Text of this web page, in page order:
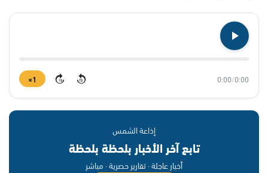
0:00
/
0:00
15
15
1×
إذاعة الشمس
تابع آخر الأخبار بلحظة بلحظة
أخبار عاجلة · تقارير حصرية · مباشر